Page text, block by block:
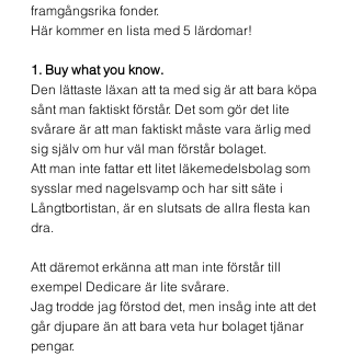
framgångsrika fonder.
Här kommer en lista med 5 lärdomar!
1. Buy what you know.
Den lättaste läxan att ta med sig är att bara köpa
sånt man faktiskt förstår. Det som gör det lite
svårare är att man faktiskt måste vara ärlig med
sig själv om hur väl man förstår bolaget.
Att man inte fattar ett litet läkemedelsbolag som
sysslar med nagelsvamp och har sitt säte i
Långtbortistan, är en slutsats de allra flesta kan
dra.
Att däremot erkänna att man inte förstår till
exempel Dedicare är lite svårare.
Jag trodde jag förstod det, men insåg inte att det
går djupare än att bara veta hur bolaget tjänar
pengar.